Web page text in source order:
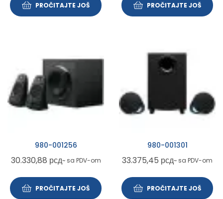
PROČITAJTE JOŠ PROČITAJTE JOŠ
980-001256
30.330,88 рсд~ sa PDV-om
PROČITAJTE JOŠ
980-001301
33.375,45 рсд~ sa PDV-om
PROČITAJTE JOŠ